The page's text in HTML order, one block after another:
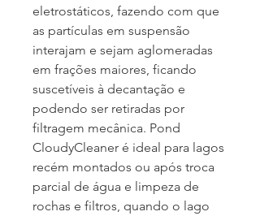
eletrostáticos, fazendo com que
as partículas em suspensão
interajam e sejam aglomeradas
em frações maiores, ficando
suscetíveis à decantação e
podendo ser retiradas por
filtragem mecânica. Pond
CloudyCleaner é ideal para lagos
recém montados ou após troca
parcial de água e limpeza de
rochas e filtros, quando o lago